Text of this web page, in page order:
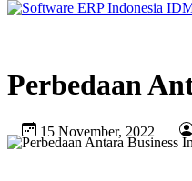
Perbedaan
15 November, 2022 |